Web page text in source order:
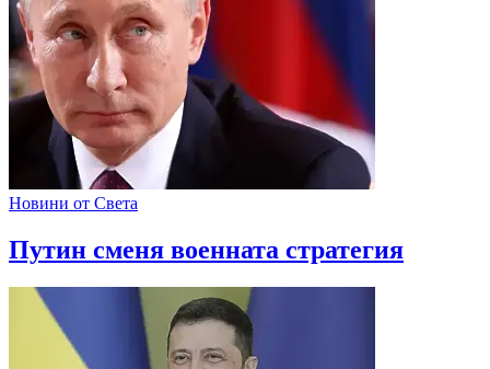
Новини от Света
Путин сменя военната стратегия